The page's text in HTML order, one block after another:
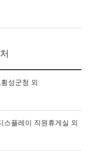
성군청 외
플레이 직원휴게실 외